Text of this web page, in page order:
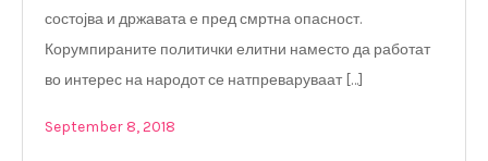
состојва и државата е пред смртна опасност.
Корумпираните политички елитни наместо да работат
во интерес на народот се натпреваруваат […]
September 8, 2018